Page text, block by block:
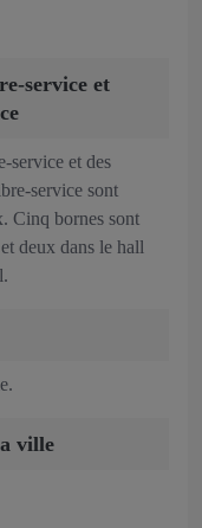
service et
service et des
service sont
Cinq bornes sont
deux dans le hall
ville